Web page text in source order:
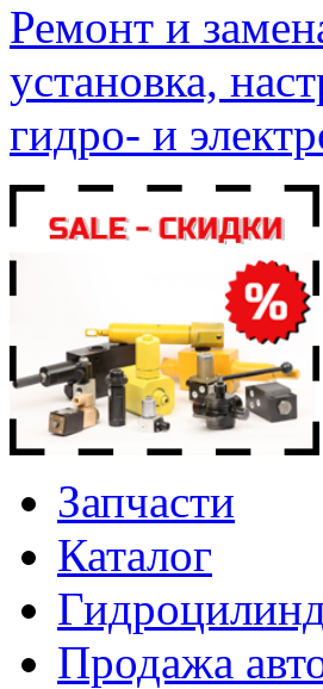
Ремонт и
установка,
гидро- и
Запчасти
Каталог
Продажа